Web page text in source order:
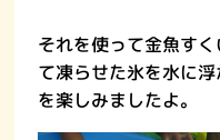
それを使って金魚す
て凍らせた氷を水に
を楽しみましたよ。